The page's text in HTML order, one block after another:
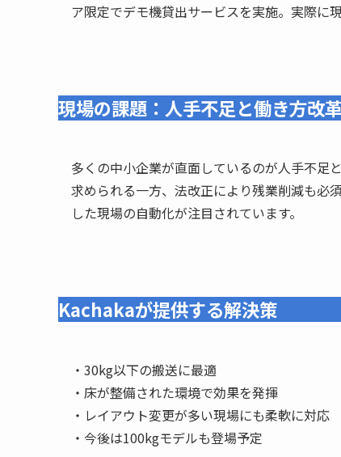
ア限定でデモ機貸出サービスを実施。実際に
現場の課題：人手不足と働き方改
多くの中小企業が直面しているのが人手不足
求められる一方、法改正により残業削減も必
した現場の自動化が注目されています。
Kachakaが提供する解決策
・30kg以下の搬送に最適
・床が整備された環境で効果を発揮
・レイアウト変更が多い現場にも柔軟に対応
・今後は100kgモデルも登場予定